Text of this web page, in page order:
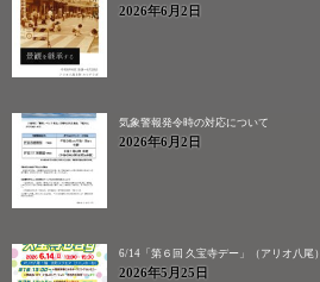
2026年6月2日
気象警報発令時の対応について
2026年6月2日
6/14「第６回 久宝寺デー」（アリオ八尾）
2026年5月25日